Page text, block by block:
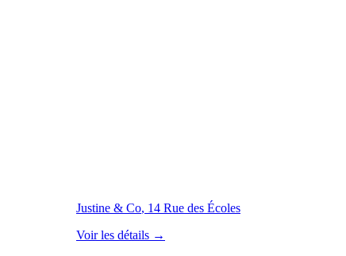
Justine & Co, 14 Rue des Écoles
Voir les détails →